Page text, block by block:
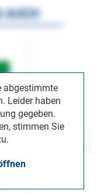
abgestimmte
Leider haben
gegeben.
stimmen Sie
AUCH